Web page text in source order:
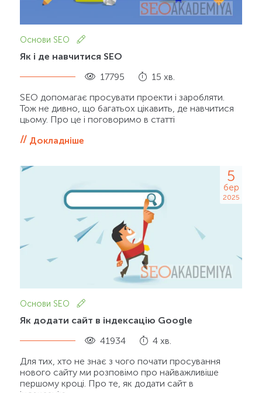
Основи SEO
Як і де навчитися SEO
17795 15 хв.
SEO допомагає просувати проекти і заробляти.
Тож не дивно, що багатьох цікавить, де навчитися
цьому. Про це і поговоримо в статті
Докладніше
5
бер
2025
Основи SEO
Як додати сайт в індексацію Google
41934 4 хв.
Для тих, хто не знає з чого почати просування
нового сайту ми розповімо про найважливіше
першому кроці. Про те, як додати сайт в